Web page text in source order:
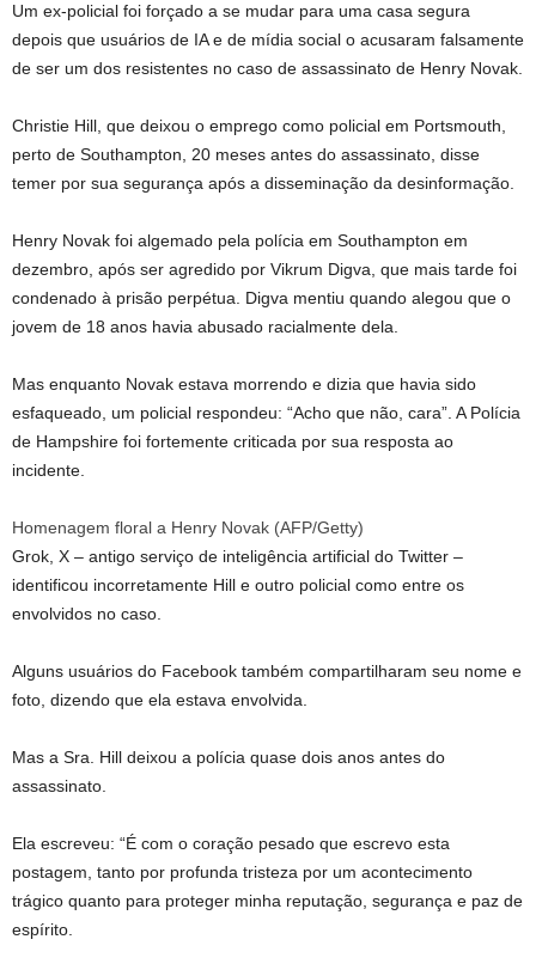
Um ex-policial foi forçado a se mudar para uma casa segura
depois que usuários de IA e de mídia social o acusaram falsamente
de ser um dos resistentes no caso de assassinato de Henry Novak.
Christie Hill, que deixou o emprego como policial em Portsmouth,
perto de Southampton, 20 meses antes do assassinato, disse
temer por sua segurança após a disseminação da desinformação.
Henry Novak foi algemado pela polícia em Southampton em
dezembro, após ser agredido por Vikrum Digva, que mais tarde foi
condenado à prisão perpétua. Digva mentiu quando alegou que o
jovem de 18 anos havia abusado racialmente dela.
Mas enquanto Novak estava morrendo e dizia que havia sido
esfaqueado, um policial respondeu: “Acho que não, cara”. A Polícia
de Hampshire foi fortemente criticada por sua resposta ao
incidente.
Homenagem floral a Henry Novak (AFP/Getty)
Grok, X – antigo serviço de inteligência artificial do Twitter –
identificou incorretamente Hill e outro policial como entre os
envolvidos no caso.
Alguns usuários do Facebook também compartilharam seu nome e
foto, dizendo que ela estava envolvida.
Mas a Sra. Hill deixou a polícia quase dois anos antes do
assassinato.
Ela escreveu: “É com o coração pesado que escrevo esta
postagem, tanto por profunda tristeza por um acontecimento
trágico quanto para proteger minha reputação, segurança e paz de
espírito.